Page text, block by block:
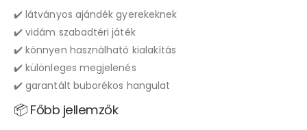
✔️ látványos ajándék gyerekeknek
✔️ vidám szabadtéri játék
✔️ könnyen használható kialakítás
✔️ különleges megjelenés
✔️ garantált buborékos hangulat
📦 Főbb jellemzők